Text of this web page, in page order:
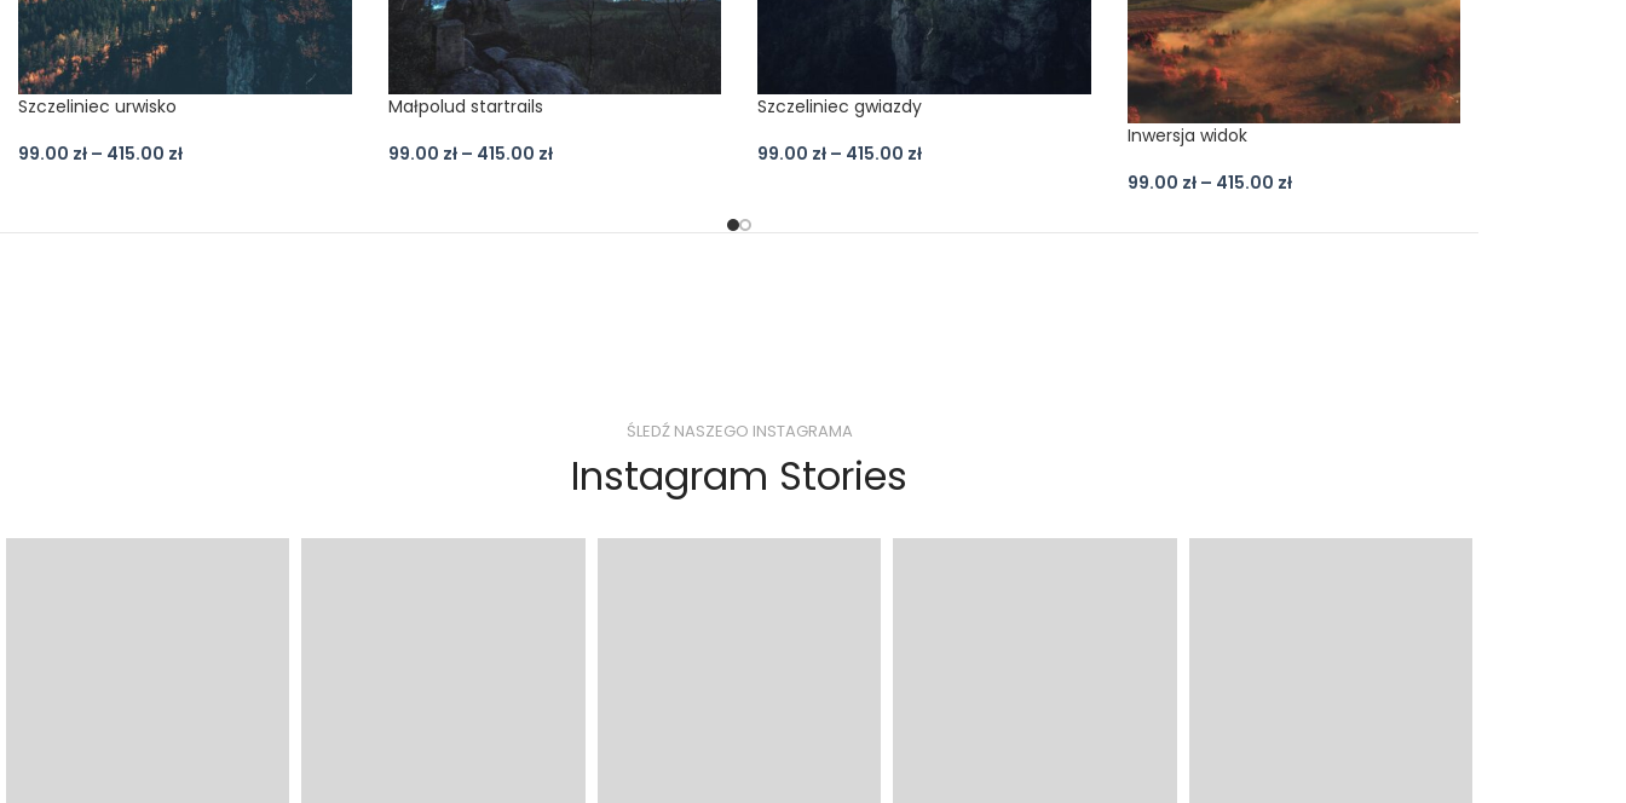
Szczeliniec urwisko
99.00 zł – 415.00 zł
Małpolud startrails
99.00 zł – 415.00 zł
Szczeliniec gwiazdy
99.00 zł – 415.00 zł
Inwersja widok
99.00 zł – 415.00 zł
ŚLEDŹ NASZEGO INSTAGRAMA
Instagram Stories